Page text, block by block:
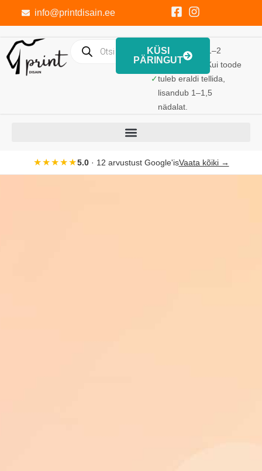
info@printdisain.ee
KÜSI
PÄRINGUT
✓
Trükk valmib 1–2
tööpäevaga. Kui toode
tuleb eraldi tellida,
lisandub 1–1,5
nädalat.
★★★★★5.0· 12 arvustust Google'isVaata kõiki →